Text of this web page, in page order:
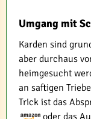
Umgang mit
Karden sind
aber durchaus
heimgesucht
an saftigen
Trick ist das